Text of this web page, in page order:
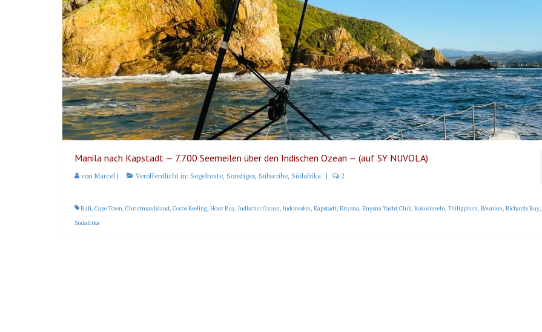
Manila nach Kapstadt — 7.700 Seemeilen über den Indischen Ozean — (auf SY NUVOLA)
von Marcel | Veröffentlicht in: Segelroute, Sonstiges, Subscribe, Südafrika | 2
Bali, Cape Town, Christmas Island, Cocos Keeling, Hout Bay, Indischer Ozean, Indonesien, Kapstadt, Knysna, Knysna Yacht Club, Kokosinseln, Philippinen, Réunion, Richards Bay,
Südafrika